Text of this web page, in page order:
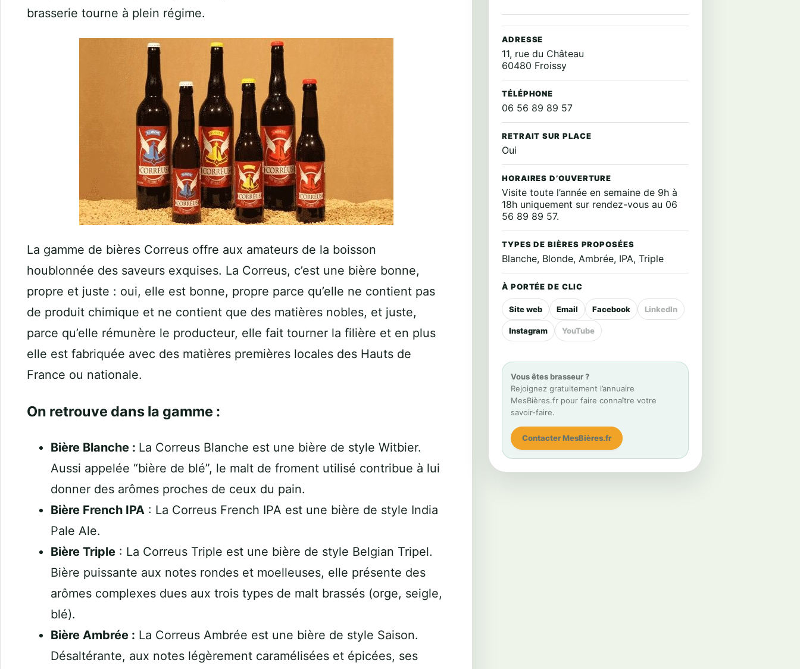
brasserie tourne à plein régime.
La gamme de bières Correus offre aux amateurs de la boisson
houblonnée des saveurs exquises. La Correus, c’est une bière bonne,
propre et juste : oui, elle est bonne, propre parce qu’elle ne contient pas
de produit chimique et ne contient que des matières nobles, et juste,
parce qu’elle rémunère le producteur, elle fait tourner la filière et en plus
elle est fabriquée avec des matières premières locales des Hauts de
France ou nationale.
On retrouve dans la gamme :
Bière Blanche : La Correus Blanche est une bière de style Witbier.
Aussi appelée “bière de blé”, le malt de froment utilisé contribue à lui
donner des arômes proches de ceux du pain.
Bière French IPA : La Correus French IPA est une bière de style India
Pale Ale.
Bière Triple : La Correus Triple est une bière de style Belgian Tripel.
Bière puissante aux notes rondes et moelleuses, elle présente des
arômes complexes dues aux trois types de malt brassés (orge, seigle,
blé).
Bière Ambrée : La Correus Ambrée est une bière de style Saison.
Désaltérante, aux notes légèrement caramélisées et épicées, ses
ADRESSE
11, rue du Château
60480 Froissy
TÉLÉPHONE
06 56 89 89 57
RETRAIT SUR PLACE
Oui
HORAIRES D’OUVERTURE
Visite toute l’année en semaine de 9h à
18h uniquement sur rendez-vous au 06
56 89 89 57.
TYPES DE BIÈRES PROPOSÉES
Blanche, Blonde, Ambrée, IPA, Triple
À PORTÉE DE CLIC
Site web Email Facebook LinkedIn
Instagram YouTube
Vous êtes brasseur ?
Rejoignez gratuitement l’annuaire
MesBières.fr pour faire connaître votre
savoir-faire.
Contacter MesBières.fr